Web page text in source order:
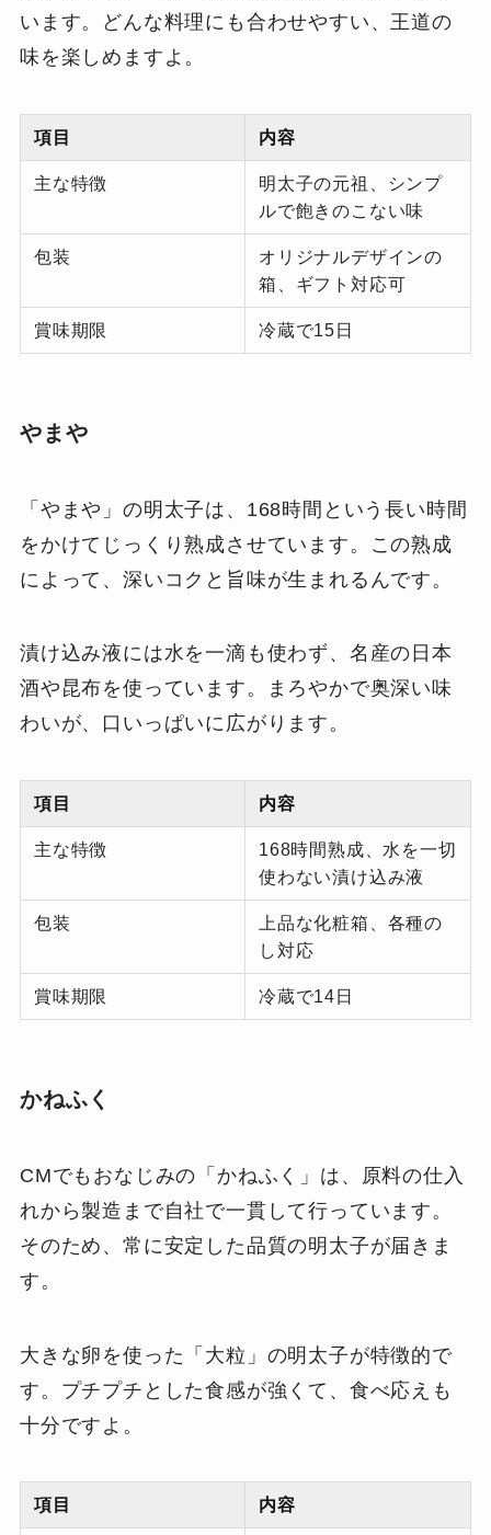
います。どんな料理にも合わせやすい、王道の
味を楽しめますよ。
項目 内容
主な特徴
明太子の元祖、シンプ
ルで飽きのこない味
包装
オリジナルデザインの
箱、ギフト対応可
賞味期限 冷蔵で15日
やまや
「やまや」の明太子は、168時間という長い時間
をかけてじっくり熟成させています。この熟成
によって、深いコクと旨味が生まれるんです。
漬け込み液には水を一滴も使わず、名産の日本
酒や昆布を使っています。まろやかで奥深い味
わいが、口いっぱいに広がります。
項目 内容
主な特徴
168時間熟成、水を一切
使わない漬け込み液
包装
上品な化粧箱、各種の
し対応
賞味期限 冷蔵で14日
かねふく
CMでもおなじみの「かねふく」は、原料の仕入
れから製造まで自社で一貫して行っています。
そのため、常に安定した品質の明太子が届きま
す。
大きな卵を使った「大粒」の明太子が特徴的で
す。プチプチとした食感が強くて、食べ応えも
十分ですよ。
項目 内容